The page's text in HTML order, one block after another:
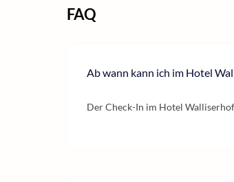
FAQ
Ab wann kann ich im Hotel
Der Check-In im Hotel